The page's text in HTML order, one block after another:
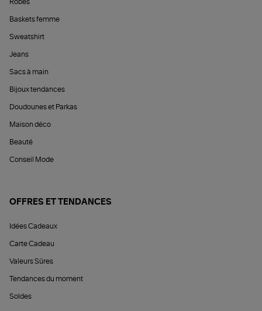
Robes
Baskets femme
Sweatshirt
Jeans
Sacs à main
Bijoux tendances
Doudounes et Parkas
Maison déco
Beauté
Conseil Mode
OFFRES ET TENDANCES
Idées Cadeaux
Carte Cadeau
Valeurs Sûres
Tendances du moment
Soldes